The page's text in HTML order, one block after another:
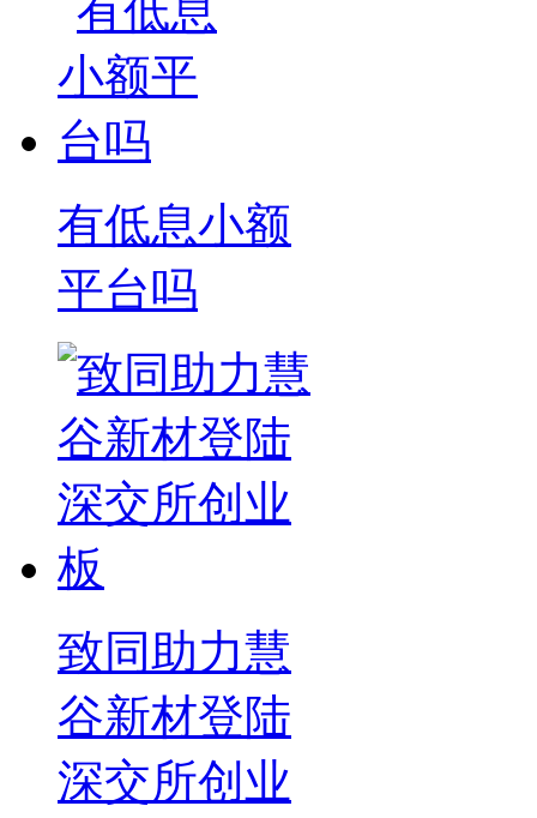
有低息小额
平台吗
致同助力慧
谷新材登陆
深交所创业